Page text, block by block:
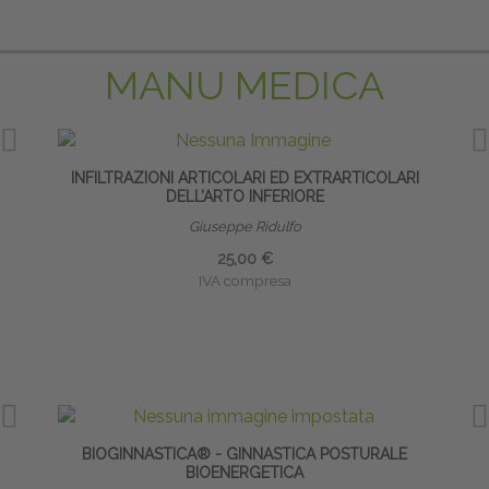
MANU MEDICA
INFILTRAZIONI ARTICOLARI ED EXTRARTICOLARI
DELL’ARTO INFERIORE
Giuseppe Ridulfo
25,00 €
IVA compresa
BIOGINNASTICA® - GINNASTICA POSTURALE
BIOENERGETICA